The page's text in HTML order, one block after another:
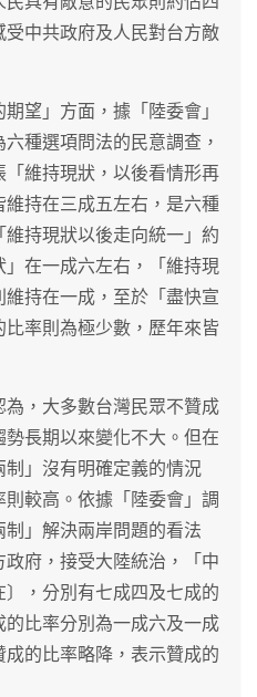
中共政府及人民對台方敵
望」方面，據「陸委會」
種選項問法的民意調查，
維持現狀，以後看情形再
持在三成五左右，是六種
持現狀以後走向統一」約
在一成六左右，「維持現
持在一成，至於「盡快宣
率則為極少數，歷年來皆
為，大多數台灣民眾不贊成
勢長期以來變化不大。但在
」沒有明確定義的情況
較高。依據「陸委會」調
」解決兩岸問題的看法
政府，接受大陸統治，「中
，分別有七成四及七成的
比率分別為一成六及一成
的比率略降，表示贊成的